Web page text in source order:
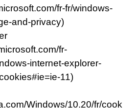
fr-fr/windows-
and-privacy)
fr-
internet-explorer-
11)
Windows/10.20/fr/cook